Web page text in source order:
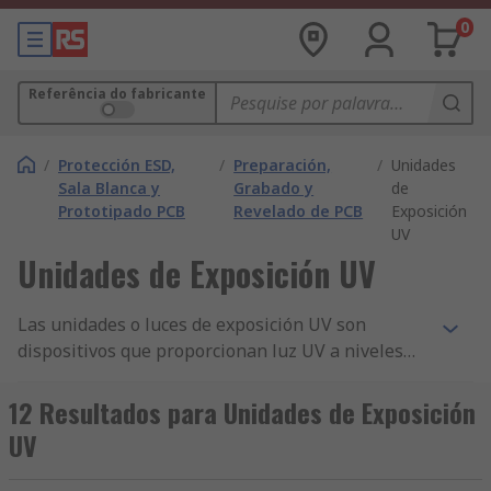
0
Referência do fabricante
/ Protección ESD,
Sala Blanca y
Prototipado PCB
/ Preparación,
Grabado y
Revelado de PCB
/ Unidades
de
Exposición
UV
Unidades de Exposición UV
Las unidades o luces de exposición UV son
dispositivos que proporcionan luz UV a niveles
encapsuladas bajo cristal transparente o plástico
y emiten luz UV que normalmente es de color
púrpura. Esta luz UV hace contacto sobre una
12 Resultados para Unidades de Exposición
UV